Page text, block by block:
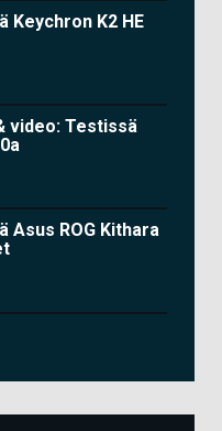
Keychron K2 HE
video: Testissä
Asus ROG Kithara